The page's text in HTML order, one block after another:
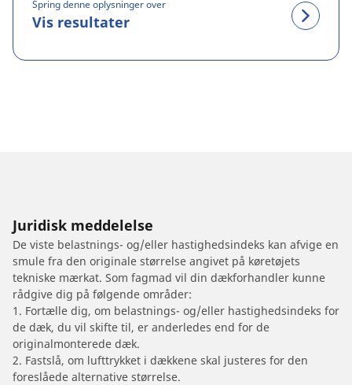
Spring denne oplysninger over
Vis resultater
Juridisk meddelelse
De viste belastnings- og/eller hastighedsindeks kan afvige en
smule fra den originale størrelse angivet på køretøjets
tekniske mærkat. Som fagmad vil din dækforhandler kunne
rådgive dig på følgende områder:
1. Fortælle dig, om belastnings- og/eller hastighedsindeks for
de dæk, du vil skifte til, er anderledes end for de
originalmonterede dæk.
2. Fastslå, om lufttrykket i dækkene skal justeres for den
foreslåede alternative størrelse.